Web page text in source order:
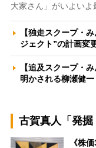
大家さん」がいよい
【独走スクープ・
ジェクト”の計画変
【追及スクープ・
明かされる柳瀬健
古賀真人「発掘
《株